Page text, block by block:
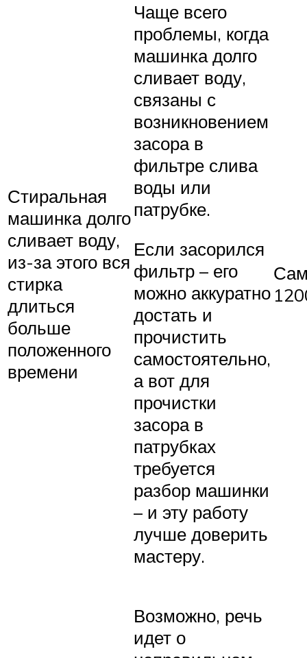
Стиральная
машинка долго
сливает воду,
из-за этого вся
стирка
длиться
больше
положенного
времени
Чаще всего
проблемы, когда
машинка долго
сливает воду,
связаны с
возникновением
засора в
фильтре слива
воды или
патрубке.
Если засорился
фильтр – его
можно аккуратно
достать и
прочистить
самостоятельно,
а вот для
прочистки
засора в
патрубках
требуется
разбор машинки
– и эту работу
лучше доверить
мастеру.
Возможно, речь
идет о